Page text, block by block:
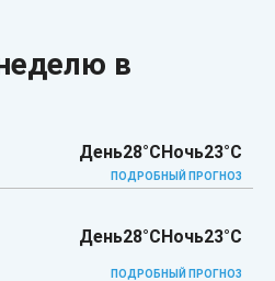
в
День28°CНочь23°C
ПОДРОБНЫЙ ПРОГНОЗ
День28°CНочь23°C
ПОДРОБНЫЙ ПРОГНОЗ